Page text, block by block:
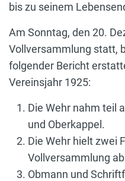
bis zu seinem
Am Sonntag, den 20.
Vollversammlung statt,
folgender Bericht
Vereinsjahr 1925:
Die Wehr nahm teil
und Oberkappel.
Die Wehr hielt zwei
Vollversammlung
Obmann und